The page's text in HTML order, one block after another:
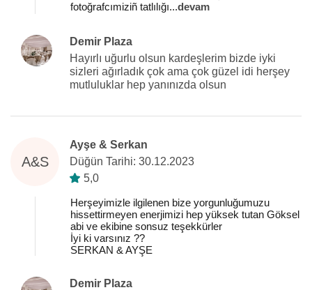
fotoğrafcımiziñ tatlılığı...devam
Demir Plaza
Hayırlı uğurlu olsun kardeşlerim bizde iyki
sizleri ağırladık çok ama çok güzel idi herşey
mutluluklar hep yanınızda olsun
A&S
Ayşe & Serkan
Düğün Tarihi: 30.12.2023
5,0
Herşeyimizle ilgilenen bize yorgunluğumuzu
hissettirmeyen enerjimizi hep yüksek tutan Göksel
abi ve ekibine sonsuz teşekkürler
İyi ki varsınız ??
SERKAN & AYŞE
Demir Plaza